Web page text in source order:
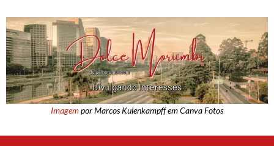
Imagempor Marcos Kulenkampff em Canva Fotos